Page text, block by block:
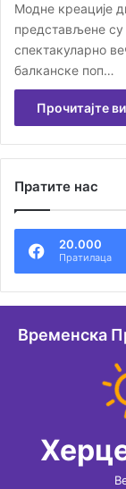
Модне креације
представљене су
спектакуларно
балканске поп…
Прочитајте
Пратите нас
20.000
Пратилаца
Временска